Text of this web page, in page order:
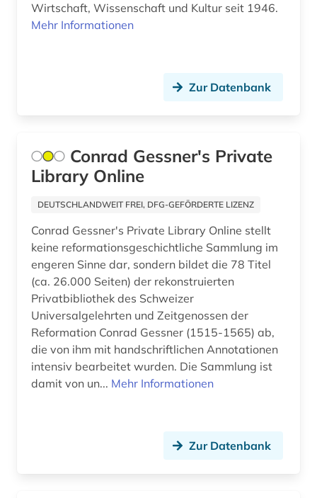
allmende (1)
alltagsleben (1)
alma-tadema (1)
aloys ludwig (1)
alpen (1)
alpenverein südtirol (1)
alphabet (1)
alphabetischer katalog (2)
alsfeld (1)
altbaumodernisierung (2)
altbestand (6)
Wirtschaft, Wissenschaft und Kultur seit 1946.
Mehr Informationen
Zur Datenbank
Conrad Gessner's Private
Library Online
DEUTSCHLANDWEIT FREI, DFG-GEFÖRDERTE LIZENZ
Conrad Gessner's Private Library Online stellt
keine reformationsgeschichtliche Sammlung im
engeren Sinne dar, sondern bildet die 78 Titel
(ca. 26.000 Seiten) der rekonstruierten
Privatbibliothek des Schweizer
Universalgelehrten und Zeitgenossen der
Reformation Conrad Gessner (1515-1565) ab,
die von ihm mit handschriftlichen Annotationen
intensiv bearbeitet wurden. Die Sammlung ist
damit von un... Mehr Informationen
Zur Datenbank